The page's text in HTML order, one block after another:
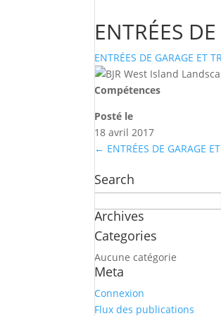
ENTRÉES
ENTRÉES DE GARAGE ET
Compétences
Posté le
18 avril 2017
← ENTRÉES DE GARAGE
Search
Archives
Categories
Aucune catégorie
Meta
Connexion
Flux des publications